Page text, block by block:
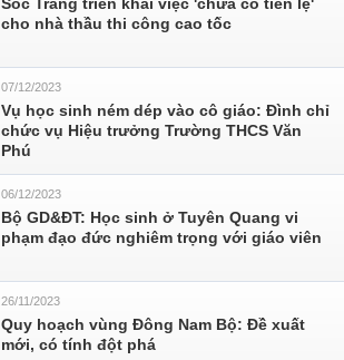
cho nhà thầu thi công cao tốc
07/12/2023
Vụ học sinh ném dép vào cô giáo: Đình chỉ
chức vụ Hiệu trưởng Trường THCS Văn
Phú
06/12/2023
Bộ GD&ĐT: Học sinh ở Tuyên Quang vi
phạm đạo đức nghiêm trọng với giáo viên
26/11/2023
Quy hoạch vùng Đông Nam Bộ: Đề xuất
mới, có tính đột phá